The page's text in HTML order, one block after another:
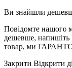
Ви знайшли
Повідомте нашого
дешевше,
товар, ми
Закрити Відкрити